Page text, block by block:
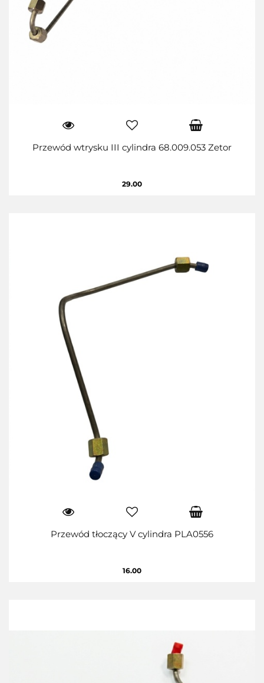
Przewód wtrysku III cylindra 68.009.053 Zetor
29.00
Przewód tłoczący V cylindra PLA0556
16.00